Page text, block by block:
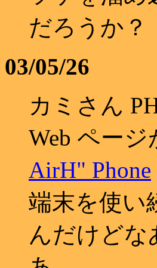
だろうか？
03/05/26
カミさん
Web ペー
AirH" Phone
端末を使い
んだけどな